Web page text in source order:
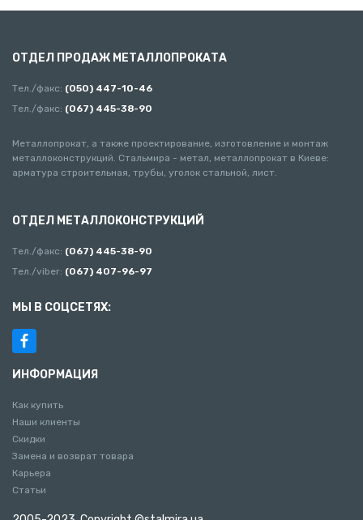
ОТДЕЛ ПРОДАЖ МЕТАЛЛОПРОКАТА
Тел./факс: (050) 447-10-46
Тел./факс: (067) 445-38-90
Металлопрокат, а также проектирование, изготовление и монтаж
металлоконструкций. Стальмира - метал, металлопрокат в Киеве:
арматура строительная, трубы, уголок стальной, лист.
ОТДЕЛ МЕТАЛЛОКОНСТРУКЦИЙ
Тел./факс: (067) 445-38-90
Тел./viber: (067) 407-96-97
МЫ В СОЦСЕТЯХ:
ИНФОРМАЦИЯ
Как купить
Наши клиенты
Скидки
Замена и возврат товара
Карьера
Статьи